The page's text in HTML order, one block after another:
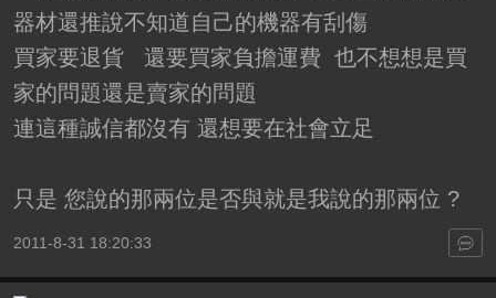
器材還推說不知道自己的機器有刮傷
買家要退貨 還要買家負擔運費 也不想想是買
家的問題還是賣家的問題
連這種誠信都沒有 還想要在社會立足
只是 您說的那兩位是否與就是我說的那兩位 ?
2011-8-31 18:20:33